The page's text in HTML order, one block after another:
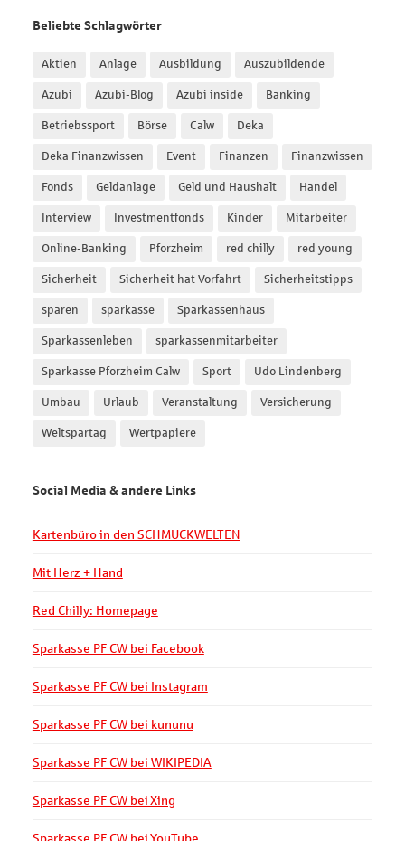
Beliebte Schlagwörter
Aktien Anlage Ausbildung Auszubildende
Azubi Azubi-Blog Azubi inside Banking
Betriebssport Börse Calw Deka
Deka Finanzwissen Event Finanzen Finanzwissen
Fonds Geldanlage Geld und Haushalt Handel
Interview Investmentfonds Kinder Mitarbeiter
Online-Banking Pforzheim red chilly red young
Sicherheit Sicherheit hat Vorfahrt Sicherheitstipps
sparen sparkasse Sparkassenhaus
Sparkassenleben sparkassenmitarbeiter
Sparkasse Pforzheim Calw Sport Udo Lindenberg
Umbau Urlaub Veranstaltung Versicherung
Weltspartag Wertpapiere
Social Media & andere Links
Kartenbüro in den SCHMUCKWELTEN
Mit Herz + Hand
Red Chilly: Homepage
Sparkasse PF CW bei Facebook
Sparkasse PF CW bei Instagram
Sparkasse PF CW bei kununu
Sparkasse PF CW bei WIKIPEDIA
Sparkasse PF CW bei Xing